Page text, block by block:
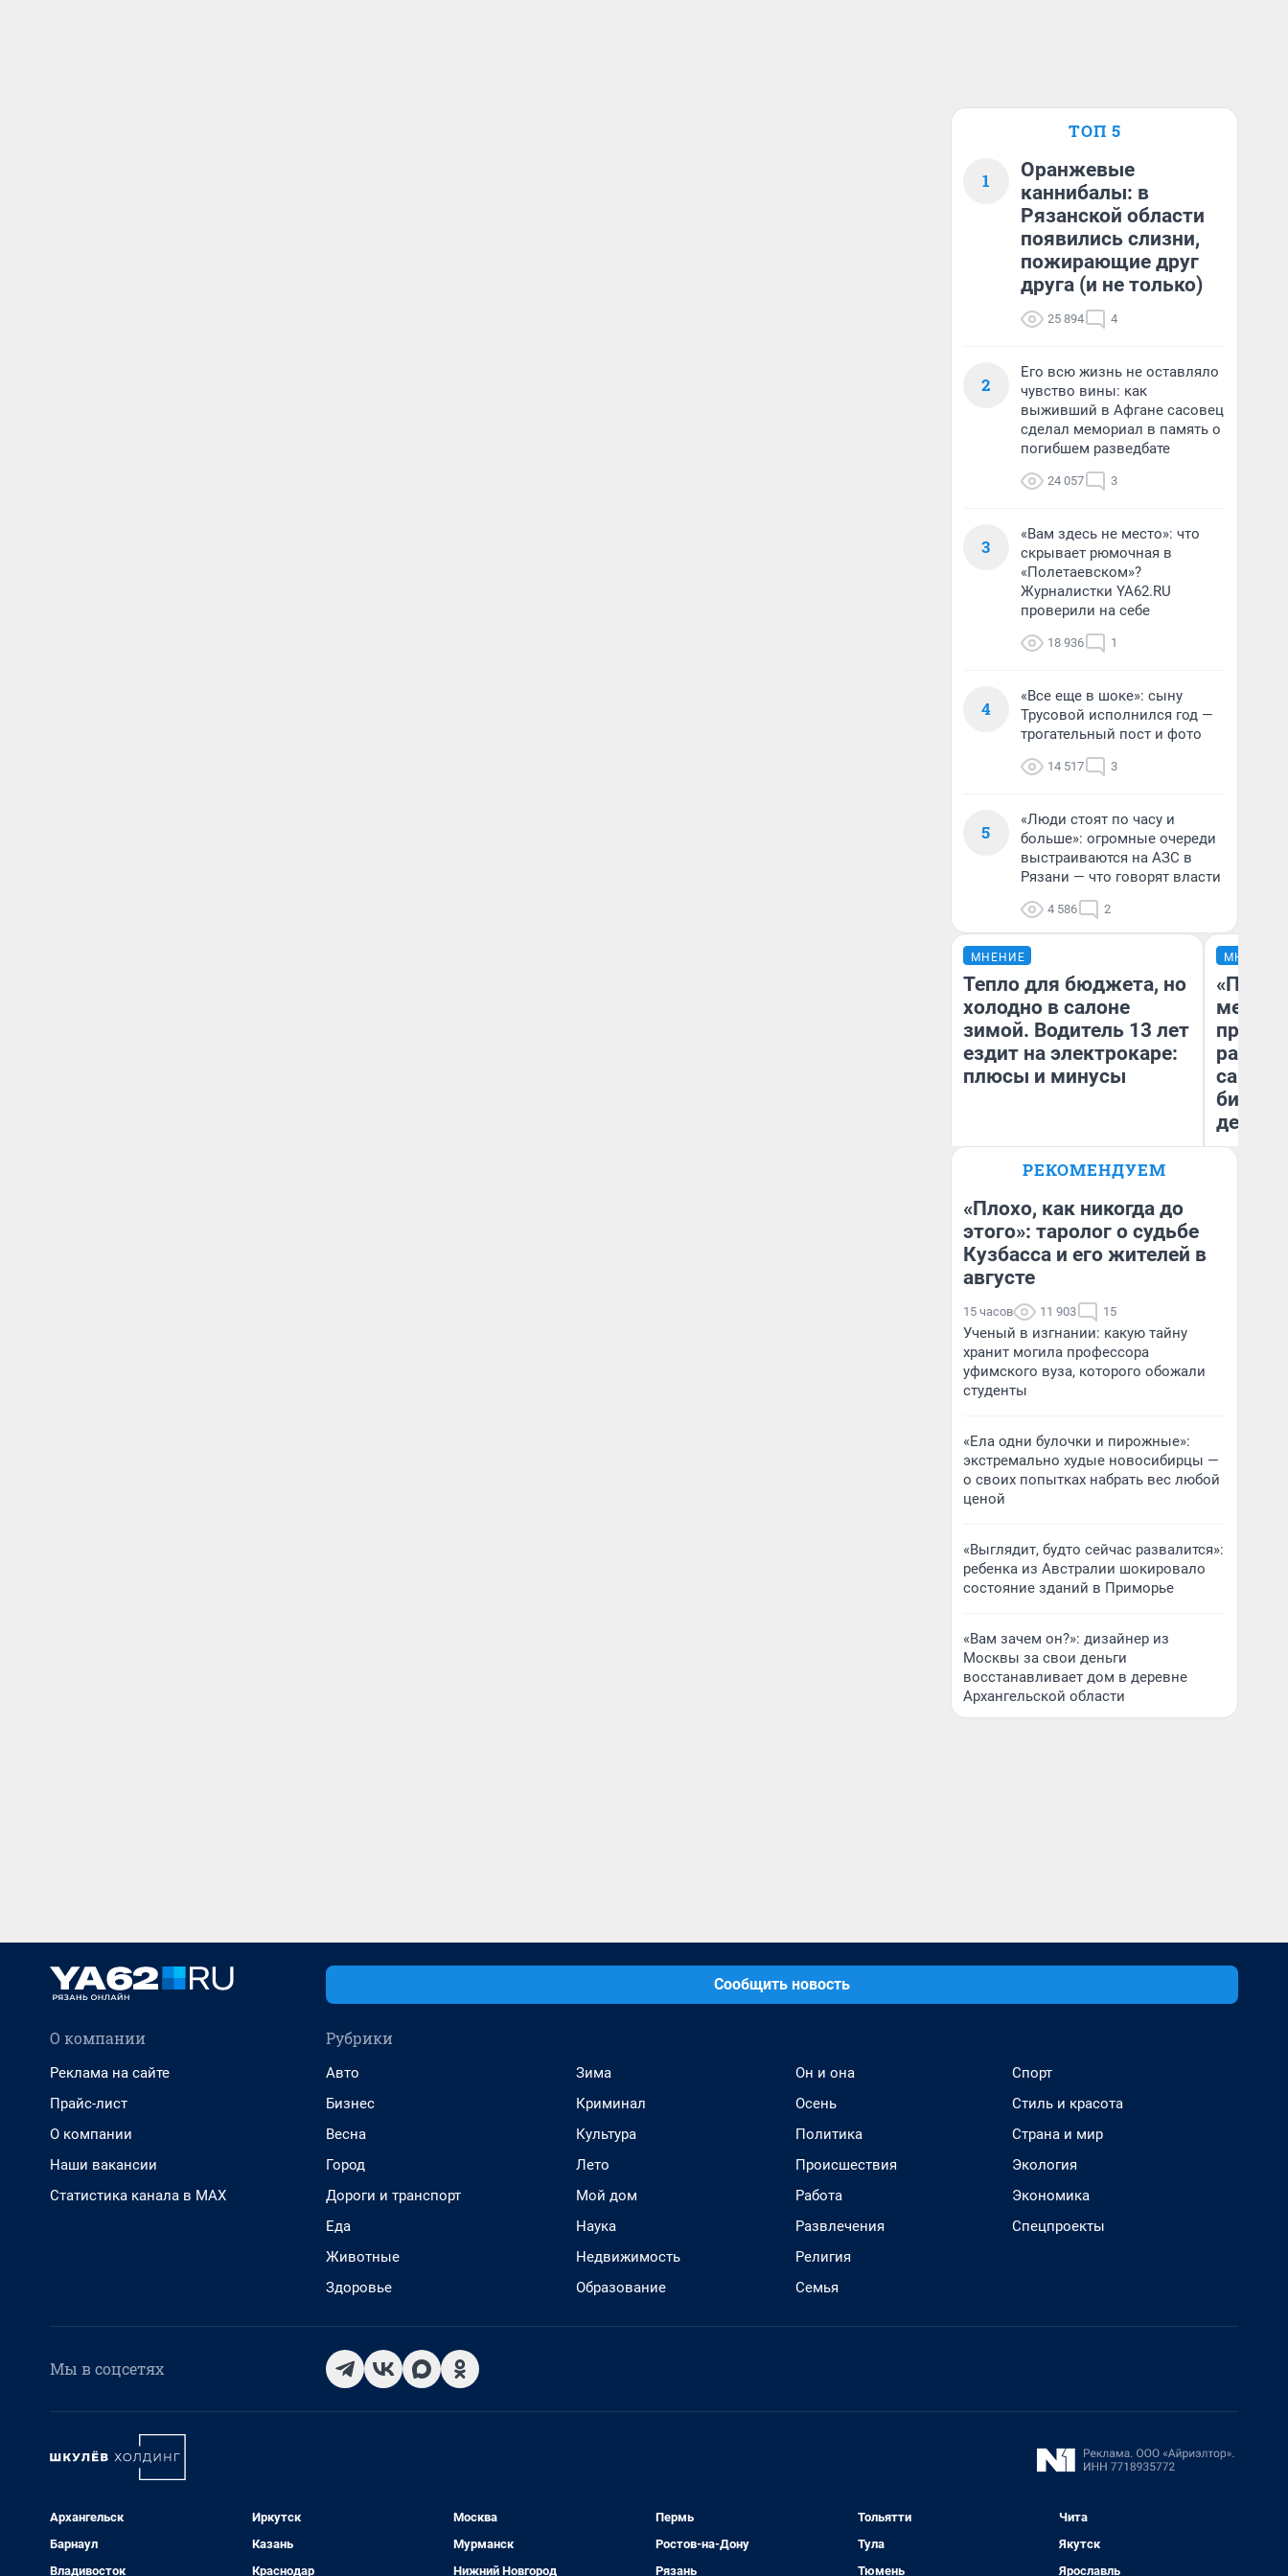
ТОП 5
1
Оранжевые
каннибалы: в
Рязанской области
появились слизни,
пожирающие друг
друга (и не только)
25 894 4
2
Его всю жизнь не оставляло
чувство вины: как
выживший в Афгане сасовец
сделал мемориал в память о
погибшем разведбате
24 057 3
3
«Вам здесь не место»: что
скрывает рюмочная в
«Полетаевском»?
Журналистки YA62.RU
проверили на себе
18 936 1
4
«Все еще в шоке»: сыну
Трусовой исполнился год —
трогательный пост и фото
14 517 3
5
«Люди стоят по часу и
больше»: огромные очереди
выстраиваются на АЗС в
Рязани — что говорят власти
4 586 2
МНЕНИЕ
Тепло для бюджета, но
холодно в салоне
зимой. Водитель 13 лет
ездит на электрокаре:
плюсы и минусы
Денис Дедюхин
МНЕНИЕ
самом
РЕКОМЕНДУЕМ
«Плохо, как никогда до
этого»: таролог о судьбе
Кузбасса и его жителей в
августе
15 часов 11 903 15
Ученый в изгнании: какую тайну
хранит могила профессора
уфимского вуза, которого обожали
студенты
«Ела одни булочки и пирожные»:
экстремально худые новосибирцы —
о своих попытках набрать вес любой
ценой
«Выглядит, будто сейчас развалится»:
ребенка из Австралии шокировало
состояние зданий в Приморье
«Вам зачем он?»: дизайнер из
Москвы за свои деньги
восстанавливает дом в деревне
Архангельской области
Сообщить новость
О компании
Реклама на сайте
Прайс-лист
О компании
Наши вакансии
Статистика канала в MAX
Рубрики
Авто
Бизнес
Весна
Город
Дороги и транспорт
Еда
Животные
Здоровье
Зима
Криминал
Культура
Лето
Мой дом
Наука
Недвижимость
Образование
Он и она
Осень
Политика
Происшествия
Работа
Развлечения
Религия
Семья
Спорт
Стиль и красота
Страна и мир
Экология
Экономика
Спецпроекты
Мы в соцсетях
Архангельск
Барнаул
Владивосток
Иркутск
Казань
Краснодар
Москва
Мурманск
Нижний Новгород
Пермь
Ростов-на-Дону
Рязань
Тольятти
Тула
Тюмень
Чита
Якутск
Ярославль